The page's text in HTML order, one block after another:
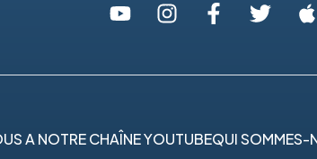
A NOTRE CHAÎNE YOUTUBEQUI SOMMES-